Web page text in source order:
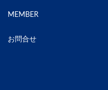
MEMBER
お問合せ